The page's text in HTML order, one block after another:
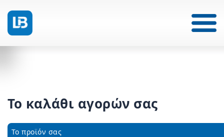
Το καλάθι αγορών σας
Το προϊόν σας